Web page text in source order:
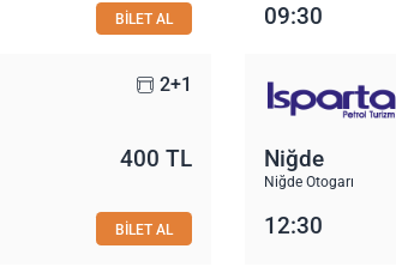
BİLET AL 09:30
2+1
400 TL
BİLET AL
Niğde
Niğde Otogarı
12:30